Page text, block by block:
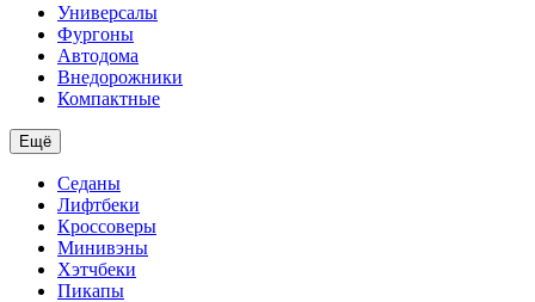
Универсалы
Фургоны
Автодома
Внедорожники
Компактные
Ещё
Седаны
Лифтбеки
Кроссоверы
Минивэны
Хэтчбеки
Пикапы